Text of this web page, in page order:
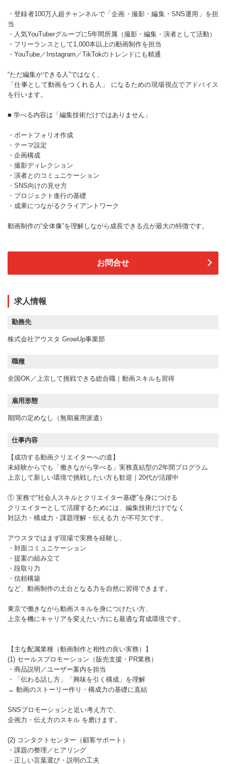
・登録者100万人超チャンネルで「企画・撮影・編集・SNS運用」を担
当
・人気YouTuberグループに5年間所属（撮影・編集・演者として活動）
・フリーランスとして1,000本以上の動画制作を担当
・YouTube／Instagram／TikTokのトレンドにも精通
“ただ編集ができる人”ではなく、
「仕事として動画をつくれる人」 になるための現場視点でアドバイス
を行います。
■ 学べる内容は「編集技術だけではありません」
・ポートフォリオ作成
・テーマ設定
・企画構成
・撮影ディレクション
・演者とのコミュニケーション
・SNS向けの見せ方
・プロジェクト進行の基礎
・成果につながるクライアントワーク
動画制作の“全体像”を理解しながら成長できる点が最大の特徴です。
お問合せ
求人情報
勤務先
株式会社アウスタ GrowUp事業部
職種
全国OK／上京して挑戦できる総合職｜動画スキルも習得
雇用形態
期間の定めなし（無期雇用派遣）
仕事内容
【成功する動画クリエイターへの道】
未経験からでも「働きながら学べる」実務直結型の2年間プログラム
上京して新しい環境で挑戦したい方も歓迎｜20代が活躍中
① 実務で“社会人スキルとクリエイター基礎”を身につける
クリエイターとして活躍するためには、編集技術だけでなく
対話力・構成力・課題理解・伝える力 が不可欠です。
アウスタではまず現場で実務を経験し、
・対面コミュニケーション
・提案の組み立て
・段取り力
・信頼構築
など、動画制作の土台となる力を自然に習得できます。
東京で働きながら動画スキルを身につけたい方、
上京を機にキャリアを変えたい方にも最適な育成環境です。
【主な配属業種（動画制作と相性の良い実務）】
(1) セールスプロモーション（販売支援・PR業務）
・商品説明／ユーザー案内を担当
・「伝わる話し方」「興味を引く構成」を理解
→ 動画のストーリー作り・構成力の基礎に直結
SNSプロモーションと近い考え方で、
企画力・伝え方のスキル を磨けます。
(2) コンタクトセンター（顧客サポート）
・課題の整理／ヒアリング
・正しい言葉選び・説明の工夫